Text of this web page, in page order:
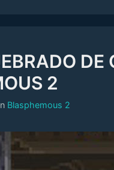
DE
2
Categorías
Blasphemous 2